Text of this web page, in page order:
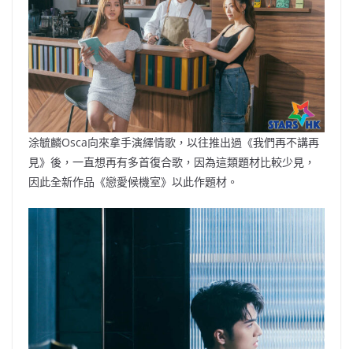
o
o
k
b
o
p
p
n
k
涂毓麟Osca向來拿手演繹情歌，以往推出過《我們再不講再
見》後，一直想再有多首復合歌，因為這類題材比較少見，
因此全新作品《戀愛候機室》以此作題材。